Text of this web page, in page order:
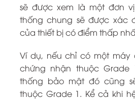
sẽ được xem là một đơn
thống chung sẽ được xác
của thiết bị có điểm thấp
Ví dụ, nếu chỉ có một
chứng nhận thuộc
thống bảo mật đó cũng
thuộc Grade 1. Kể cả khi